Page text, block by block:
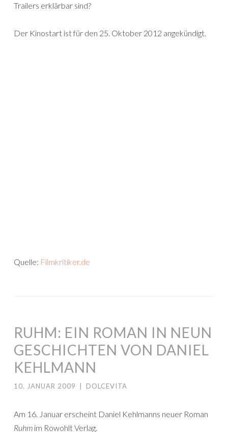
Trailers erklärbar sind?
Der Kinostart ist für den 25. Oktober 2012 angekündigt.
Quelle: Filmkritiker.de
RUHM: EIN ROMAN IN NEUN
GESCHICHTEN VON DANIEL
KEHLMANN
10. JANUAR 2009 DOLCEVITA
Am 16. Januar erscheint Daniel Kehlmanns neuer Roman
Ruhm im Rowohlt Verlag.